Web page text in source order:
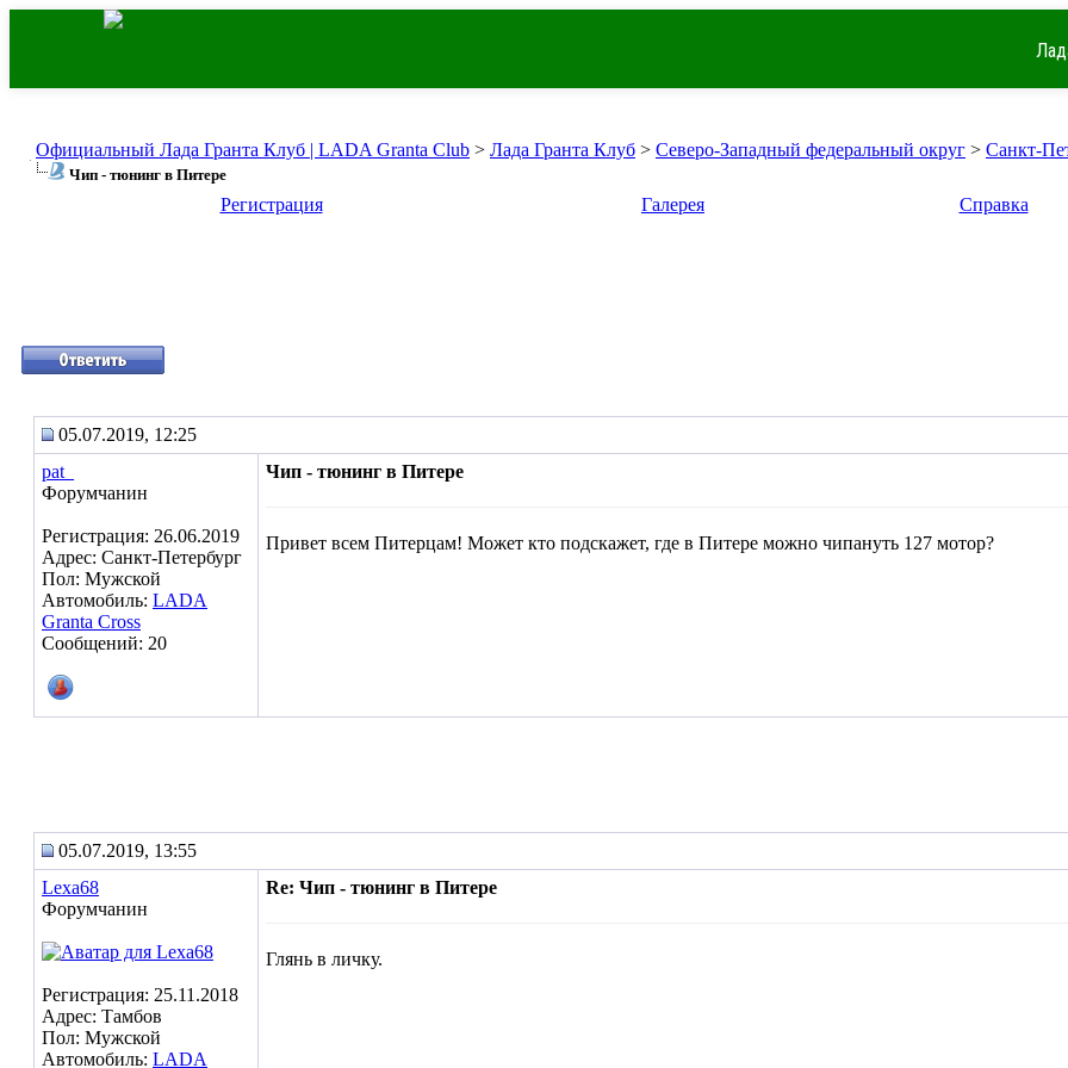
Официальный Лада Гранта Клуб | LADA Granta Club > Лада Гранта Клуб > Северо-Западный федеральный округ > Санкт-
Чип - тюнинг в Питере
Регистрация Галерея Справка
05.07.2019, 12:25
pat_
Форумчанин
Регистрация: 26.06.2019
Адрес: Санкт-Петербург
Пол: Мужской
Автомобиль: LADA
Granta Cross
Сообщений: 20
Чип - тюнинг в Питере
Привет всем Питерцам! Может кто подскажет, где в Питере можно чипануть 127 мотор?
05.07.2019, 13:55
Lexa68
Форумчанин
Регистрация: 25.11.2018
Адрес: Тамбов
Пол: Мужской
Автомобиль: LADA
Re: Чип - тюнинг в Питере
Глянь в личку.